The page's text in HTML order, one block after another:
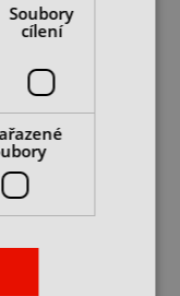
Tona Expert
a značení v
ks
DO KOŠÍKU
Soubory
cílení